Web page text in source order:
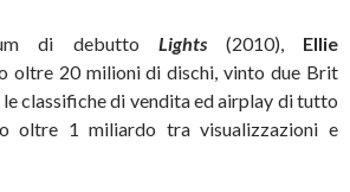
di debutto Lights (2010), Ellie
oltre 20 milioni di dischi, vinto due Brit
classifiche di vendita ed airplay di tutto
oltre 1 miliardo tra visualizzazioni e